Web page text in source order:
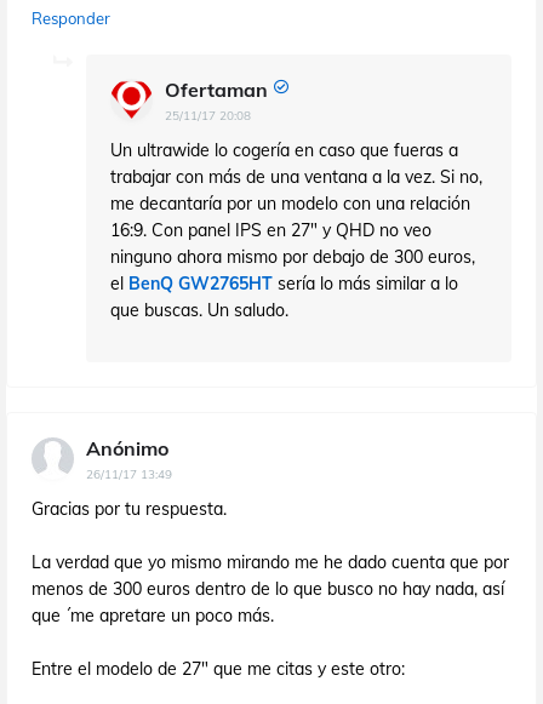
Responder
Ofertaman
25/11/17 20:08
Un ultrawide lo cogería en caso que fueras a
trabajar con más de una ventana a la vez. Si no,
me decantaría por un modelo con una relación
16:9. Con panel IPS en 27" y QHD no veo
ninguno ahora mismo por debajo de 300 euros,
el BenQ GW2765HT sería lo más similar a lo
que buscas. Un saludo.
Anónimo
26/11/17 13:49
Gracias por tu respuesta.
La verdad que yo mismo mirando me he dado cuenta que por
menos de 300 euros dentro de lo que busco no hay nada, así
que ´me apretare un poco más.
Entre el modelo de 27" que me citas y este otro: